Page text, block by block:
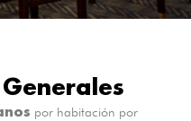
por habitación por